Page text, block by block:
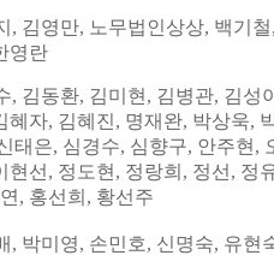
, 김영만, 노무법인상상, 백기철
영란
, 김동환, 김미현 , 김병관, 김성
혜자, 김혜진 , 명재완, 박상욱,
태은, 심경수, 심향구, 안주현,
현선 , 정도현 , 정랑희 , 정선, 정
, 홍선희, 황선주
, 박미영, 손민호, 신명숙, 유현